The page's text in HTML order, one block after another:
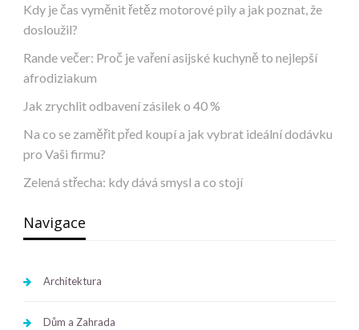
Kdy je čas vyměnit řetěz motorové pily a jak poznat, že
dosloužil?
Rande večer: Proč je vaření asijské kuchyně to nejlepší
afrodiziakum
Jak zrychlit odbavení zásilek o 40 %
Na co se zaměřit před koupí a jak vybrat ideální dodávku
pro Vaši firmu?
Zelená střecha: kdy dává smysl a co stojí
Navigace
Architektura
Dům a Zahrada